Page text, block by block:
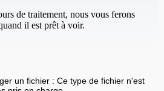
de traitement, nous vous ferons
il est prêt à voir.
un fichier : Ce type de fichier n'est